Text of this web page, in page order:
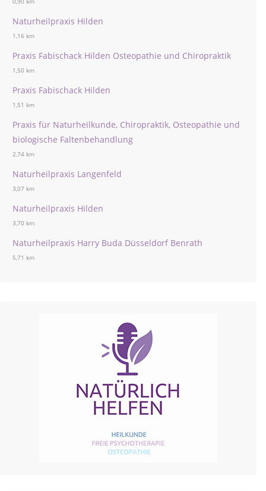
Naturheilpraxis Hilden
1,16 km
Praxis Fabischack Hilden Osteopathie und Chiropraktik
1,50 km
Praxis Fabischack Hilden
1,51 km
Praxis für Naturheilkunde, Chiropraktik, Osteopathie und
biologische Faltenbehandlung
2,74 km
Naturheilpraxis Langenfeld
3,07 km
Naturheilpraxis Hilden
3,70 km
Naturheilpraxis Harry Buda Düsseldorf Benrath
5,71 km